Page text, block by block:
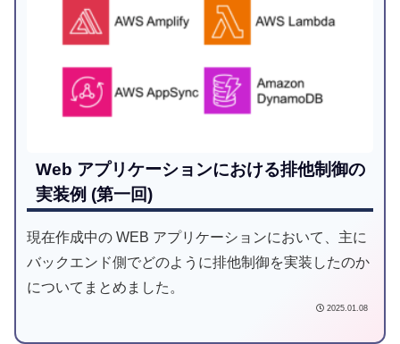
Web アプリケーションにおける排他制御の
実装例 (第一回)
現在作成中の WEB アプリケーションにおいて、主に
バックエンド側でどのように排他制御を実装したのか
についてまとめました。
2025.01.08